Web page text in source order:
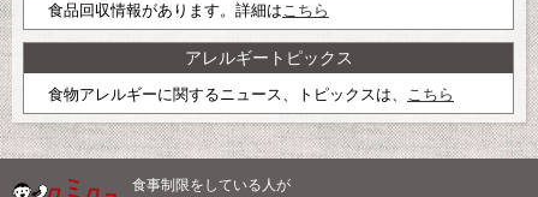
食品回収情報があります。詳細はこちら
アレルギートピックス
食物アレルギーに関するニュース、トピックスは、 こちら
食事制限をしている人が